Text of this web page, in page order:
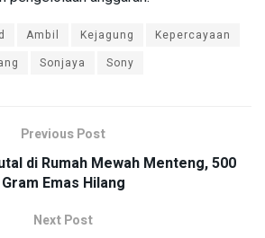
Ambil Kejagung
Kepercayaan
Sonjaya Sony
Previous Post
di Rumah Mewah Menteng, 500
Gram Emas Hilang
Next Post